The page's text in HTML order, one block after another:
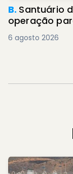
B. Santuário
operação
6 agosto 2026